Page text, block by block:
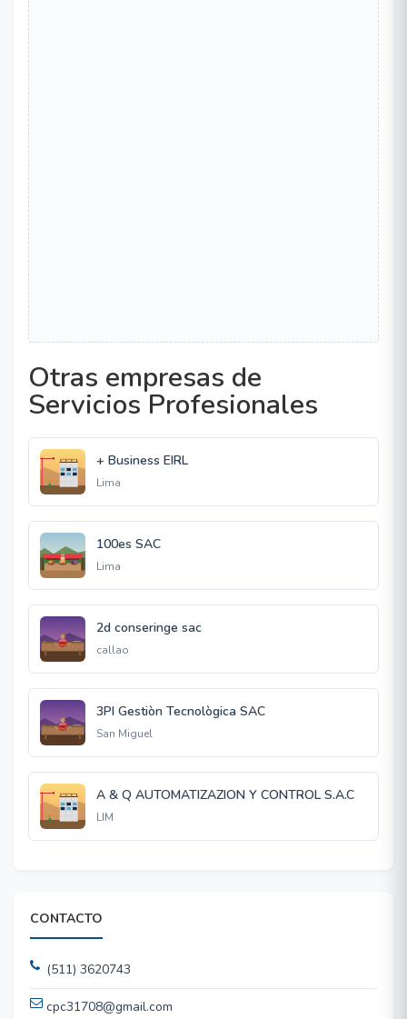
Otras empresas de
Servicios Profesionales
+ Business EIRL
Lima
100es SAC
Lima
2d conseringe sac
callao
3PI Gestiòn Tecnològica SAC
San Miguel
A & Q AUTOMATIZAZION Y CONTROL S.A.C
LIM
CONTACTO
(511) 3620743
cpc31708@gmail.com